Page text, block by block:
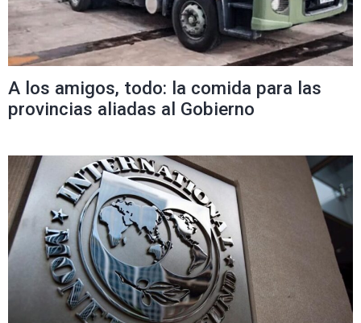
A los amigos, todo: la comida para las
provincias aliadas al Gobierno